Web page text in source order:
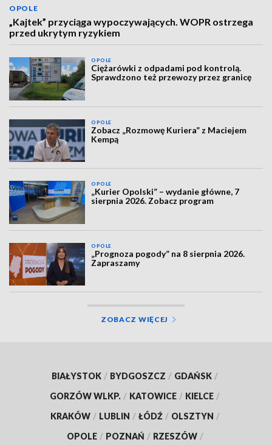
OPOLE
„Kajtek” przyciąga wypoczywających. WOPR ostrzega
przed ukrytym ryzykiem
OPOLE
Ciężarówki z odpadami pod kontrolą.
Sprawdzono też przewozy przez granicę
OPOLE
Zobacz „Rozmowę Kuriera” z Maciejem
Kempą
OPOLE
„Kurier Opolski” – wydanie główne, 7
sierpnia 2026. Zobacz program
OPOLE
„Prognoza pogody” na 8 sierpnia 2026.
Zapraszamy
ZOBACZ WIĘCEJ
BIAŁYSTOK / BYDGOSZCZ / GDAŃSK /
GORZÓW WLKP. / KATOWICE / KIELCE /
KRAKÓW / LUBLIN / ŁÓDŹ / OLSZTYN /
OPOLE / POZNAŃ / RZESZÓW /